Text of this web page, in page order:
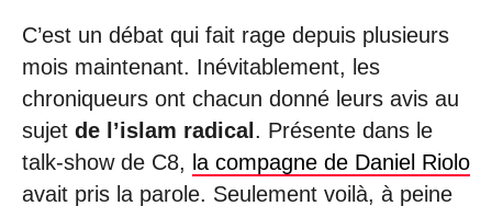
C’est un débat qui fait rage depuis plusieurs
mois maintenant. Inévitablement, les
chroniqueurs ont chacun donné leurs avis au
sujet de l’islam radical . Présente dans le
talk-show de C8, la compagne de Daniel Riolo
avait pris la parole. Seulement voilà, à peine